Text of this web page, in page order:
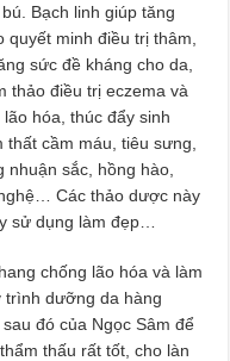
Bạch linh giúp tăng
minh điều trị thâm,
sức đề kháng cho da,
thảo điều trị eczema và
hóa, thúc đẩy sinh
cầm máu, tiêu sưng,
sắc, hồng hào,
Các thảo dược này
sử dụng làm đẹp…
chống lão hóa và làm
trình dưỡng da hàng
đó của Ngọc Sâm để
thấu rất tốt, cho làn